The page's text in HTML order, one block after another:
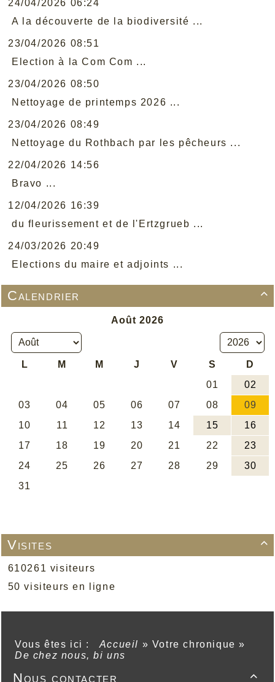
24/04/2026 06:24
A la découverte de la biodiversité ...
23/04/2026 08:51
Election à la Com Com ...
23/04/2026 08:50
Nettoyage de printemps 2026 ...
23/04/2026 08:49
Nettoyage du Rothbach par les pêcheurs ...
22/04/2026 14:56
Bravo ...
12/04/2026 16:39
du fleurissement et de l'Ertzgrueb ...
24/03/2026 20:49
Elections du maire et adjoints ...

Calendrier

Visites
610261 visiteurs
50 visiteurs en ligne
Vous êtes ici : Accueil » Votre chronique »
De chez nous, bi uns

Nous contacter